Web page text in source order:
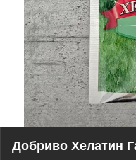
Добриво Хелатин